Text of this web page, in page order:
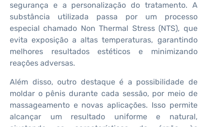
segurança e a personalização do tratamento. A
substância utilizada passa por um processo
especial chamado Non Thermal Stress (NTS), que
evita exposição a altas temperaturas, garantindo
melhores resultados estéticos e minimizando
reações adversas.
Além disso, outro destaque é a possibilidade de
moldar o pênis durante cada sessão, por meio de
massageamento e novas aplicações. Isso permite
alcançar um resultado uniforme e natural,